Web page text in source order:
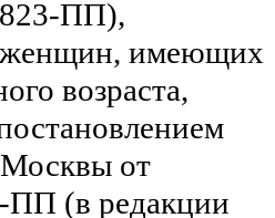
ПП),
женщин, имеющих
возраста,
Москвы от
(в редакции